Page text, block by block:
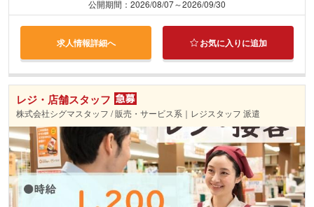
公開期間：2026/08/07～2026/09/30
求人情報詳細へ お気に入りに追加
レジ・店舗スタッフ
株式会社シグマスタッフ / 販売・サービス系｜レジスタッフ 派遣